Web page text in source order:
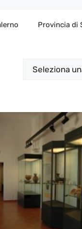
Provincia di
Categorie